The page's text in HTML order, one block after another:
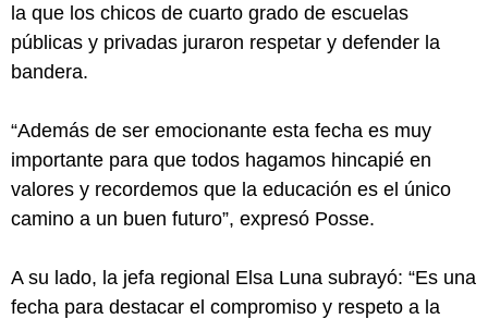
la que los chicos de cuarto grado de escuelas
públicas y privadas juraron respetar y defender la
bandera.
“Además de ser emocionante esta fecha es muy
importante para que todos hagamos hincapié en
valores y recordemos que la educación es el único
camino a un buen futuro”, expresó Posse.
A su lado, la jefa regional Elsa Luna subrayó: “Es una
fecha para destacar el compromiso y respeto a la